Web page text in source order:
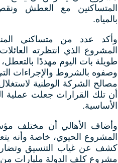
المتساكنين مع العطش
بالمياه.
وأكد عدد من متساكني
المشروع الذي انتظرته
طويلة بات اليوم مهددًا
وصفوه بالشروط والإجراءات
مصالح الشركة الوطنية لاستغلال
أن تلك القرارات جعلت عملية
الأساسية.
وأضاف الأهالي أن مختلف
المشروع الحيوي، خاصة وأنه
كشف عن غياب التنسيق
مشروع كلف الدولة مليارات